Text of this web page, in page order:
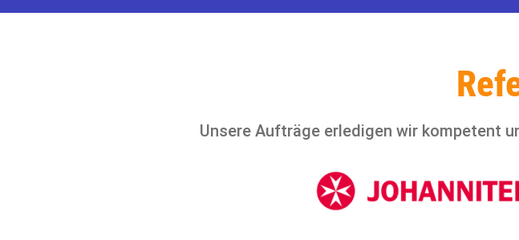
Unsere Aufträge erledigen wir kompetent